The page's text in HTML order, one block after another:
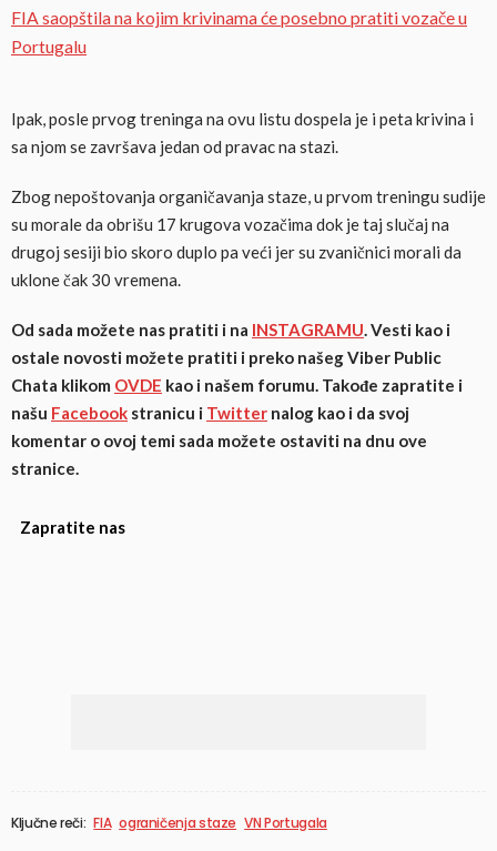
FIA saopštila na kojim krivinama će posebno pratiti vozače u
Portugalu
Ipak, posle prvog treninga na ovu listu dospela je i peta krivina i
sa njom se završava jedan od pravac na stazi.
Zbog nepoštovanja organičavanja staze, u prvom treningu sudije
su morale da obrišu 17 krugova vozačima dok je taj slučaj na
drugoj sesiji bio skoro duplo pa veći jer su zvaničnici morali da
uklone čak 30 vremena.
Od sada možete nas pratiti i na INSTAGRAMU. Vesti kao i
ostale novosti možete pratiti i preko našeg Viber Public
Chata klikom OVDE kao i našem forumu. Takođe zapratite i
našu Facebook stranicu i Twitter nalog kao i da svoj
komentar o ovoj temi sada možete ostaviti na dnu ove
stranice.
Zapratite nas
Ključne reči: FIA ograničenja staze VN Portugala